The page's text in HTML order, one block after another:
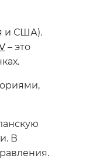
и США).
– это
В